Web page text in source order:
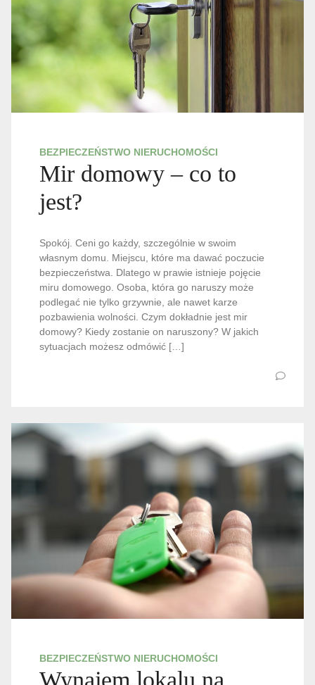
BEZPIECZEŃSTWO NIERUCHOMOŚCI
Mir domowy – co to
jest?
Spokój. Ceni go każdy, szczególnie w swoim
własnym domu. Miejscu, które ma dawać poczucie
bezpieczeństwa. Dlatego w prawie istnieje pojęcie
miru domowego. Osoba, która go naruszy może
podlegać nie tylko grzywnie, ale nawet karze
pozbawienia wolności. Czym dokładnie jest mir
domowy? Kiedy zostanie on naruszony? W jakich
sytuacjach możesz odmówić […]
BEZPIECZEŃSTWO NIERUCHOMOŚCI
Wynajem lokalu na